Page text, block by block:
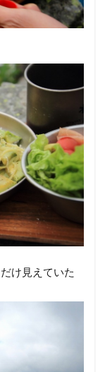
け見えていた